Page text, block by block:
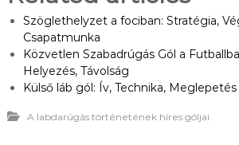
Szöglethelyzet a fociban: Stratégia,
Csapatmunka
Közvetlen Szabadrúgás Gól a
Helyezés, Távolság
Külső láb gól: Ív, Technika, Meglepetés
A labdarúgás történetének híres góljai